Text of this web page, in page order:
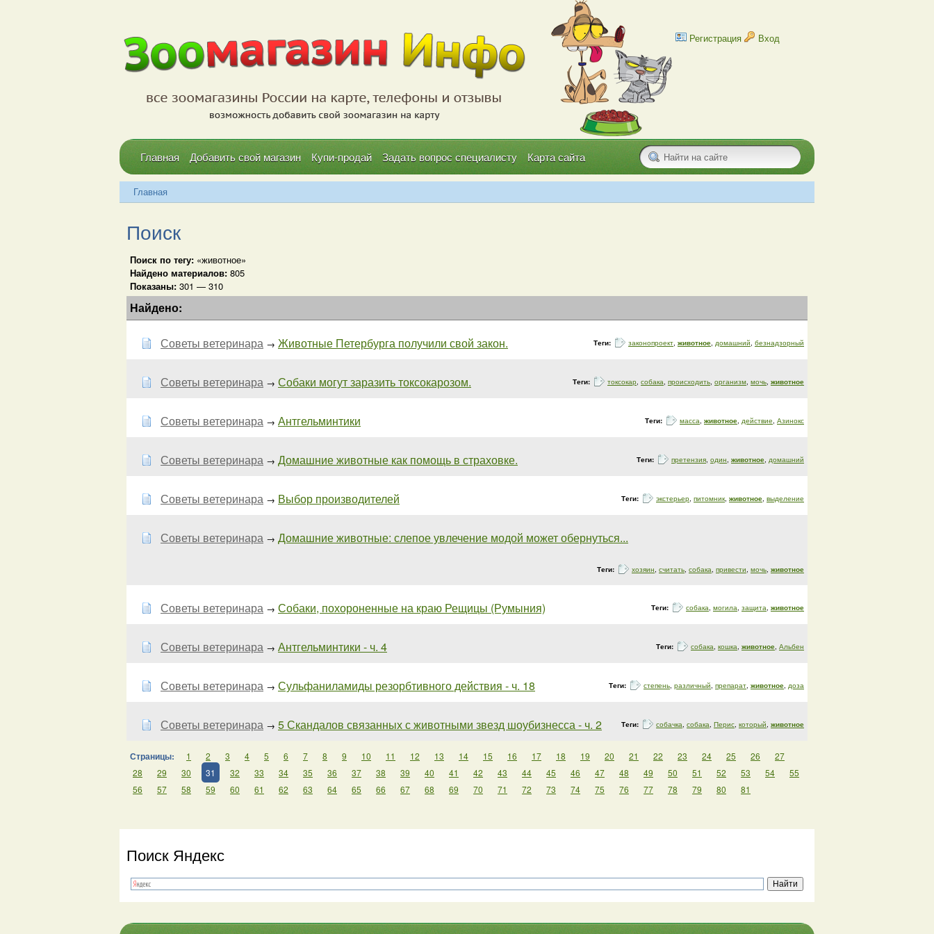
Регистрация Вход
Главная Добавить свой магазин Купи-продай Задать вопрос специалисту Карта сайта
Главная
Поиск
Поиск по тегу: «животное»
Найдено материалов: 805
Показаны: 301 — 310
Найдено:
Советы ветеринара → Животные Петербурга получили свой закон. Теги: законопроект, животное, домашний, безнадзорный
Советы ветеринара → Собаки могут заразить токсокарозом. Теги: токсокар, собака, происходить, организм, мочь, животное
Советы ветеринара → Антгельминтики Теги: масса, животное, действие, Азинокс
Советы ветеринара → Домашние животные как помощь в страховке. Теги: претензия, один, животное, домашний
Советы ветеринара → Выбор производителей Теги: экстерьер, питомник, животное, выделение
Советы ветеринара → Домашние животные: слепое увлечение модой может обернуться...
Теги: хозяин, считать, собака, привести, мочь, животное
Советы ветеринара → Собаки, похороненные на краю Рещицы (Румыния) Теги: собака, могила, защита, животное
Советы ветеринара → Антгельминтики - ч. 4 Теги: собака, кошка, животное, Альбен
Советы ветеринара → Сульфаниламиды резорбтивного действия - ч. 18 Теги: степень, различный, препарат, животное, доза
Советы ветеринара → 5 Скандалов связанных с животными звезд шоубизнесса - ч. 2 Теги: собачка, собака, Перис, который, животное
Страницы: 1 2 3 4 5 6 7 8 9 10 11 12 13 14 15 16 17 18 19 20 21 22 23 24 25 26
27
28
29 30 31 32 33 34 35 36 37 38 39 40 41 42 43 44 45 46 47 48 49 50 51 52 53 54
55
56
57 58 59 60 61 62 63 64 65 66 67 68 69 70 71 72 73 74 75 76 77 78 79 80 81
Поиск Яндекс